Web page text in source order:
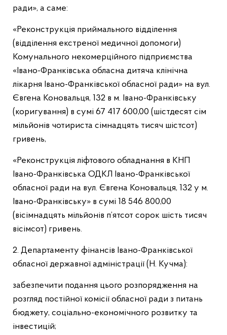
ради», а саме:
«Реконструкція приймального відділення
(відділення екстреної медичної допомоги)
Комунального некомерційного підприємства
«Івано-Франківська обласна дитяча клінічна
лікарня Івано-Франківської обласної ради» на вул.
Євгена Коновальця, 132 в м. Івано-Франківську
(коригування) в сумі 67 417 600,00 (шістдесят сім
мільйонів чотириста сімнадцять тисяч шістсот)
гривень,
«Реконструкція ліфтового обладнання в КНП
Івано-Франківська ОДКЛ Івано-Франківської
обласної ради на вул. Євгена Коновальця, 132 у м.
Івано-Франківську» в сумі 18 546 800,00
(вісімнадцять мільйонів п’ятсот сорок шість тисяч
вісімсот) гривень.
2. Департаменту фінансів Івано-Франківської
обласної державної адміністрації (Н. Кучма):
забезпечити подання цього розпорядження на
розгляд постійної комісії обласної ради з питань
бюджету, соціально-економічного розвитку та
інвестицій;